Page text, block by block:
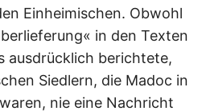
Einheimischen. Obwohl
in den Texten
ausdrücklich berichtete,
Siedlern, die Madoc in
nie eine Nachricht